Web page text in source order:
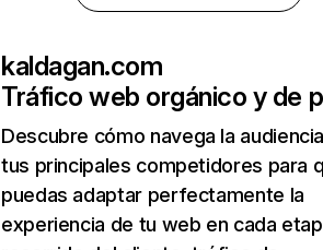
kaldagan.com
Tráfico web orgánico y de
Descubre cómo navega la
tus principales competidores para
puedas adaptar perfectamente la
experiencia de tu web en cada